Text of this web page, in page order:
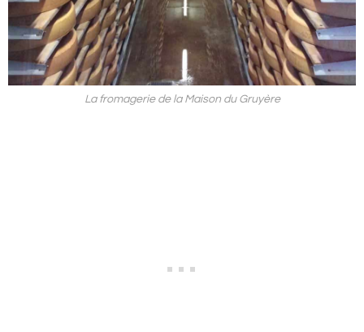
La fromagerie de la Maison du Gruyère